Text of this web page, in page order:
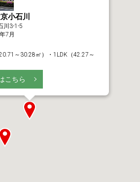
小石川
川3-1-5
7月
～30.28㎡）・1LDK（42.27～
こちら